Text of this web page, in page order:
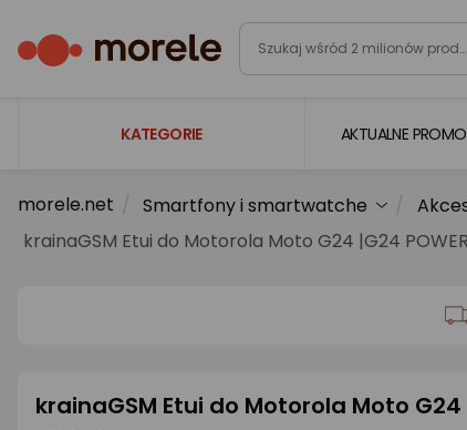
KATEGORIE
Laptopy
Komputery
Telewizory i audio
AKTUALNE
morele.net Smartfony i smartwatche
krainaGSM Etui do Motorola Moto G24 |G24 POWER
krainaGSM Etui do Motorola Moto G24